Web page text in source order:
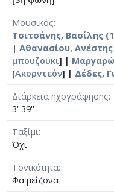
Μουσικός
Τσιτσάνης, Βασίλης
| Αθανασίου, Ανέστης
μπουζούκι] |
[Ακορντεόν] | Δέδες,
Διάρκεια ηχογράφησης
3' 39''
Ταξίμι
Όχι
Τονικότητα
Φα μείζονα